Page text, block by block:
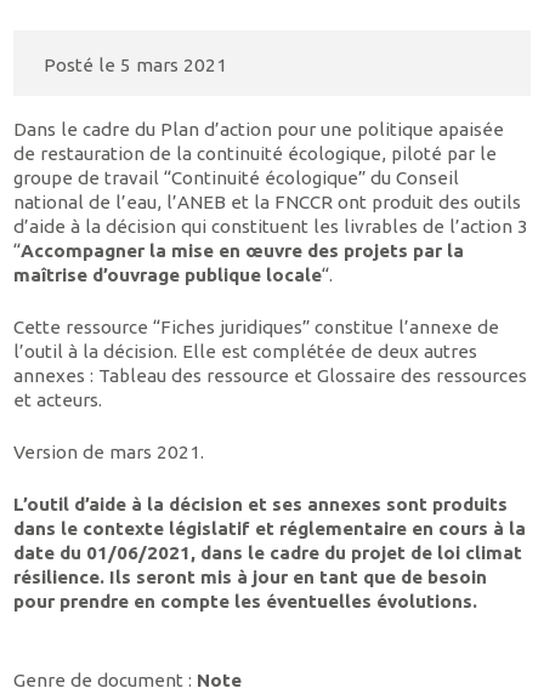
Posté le 5 mars 2021
Dans le cadre du Plan d’action pour une politique apaisée
de restauration de la continuité écologique, piloté par le
groupe de travail “Continuité écologique” du Conseil
national de l’eau, l’ANEB et la FNCCR ont produit des outils
d’aide à la décision qui constituent les livrables de l’action 3
“Accompagner la mise en œuvre des projets par la
maîtrise d’ouvrage publique locale“.
Cette ressource “Fiches juridiques” constitue l’annexe de
l’outil à la décision. Elle est complétée de deux autres
annexes : Tableau des ressource et Glossaire des ressources
et acteurs.
Version de mars 2021.
L’outil d’aide à la décision et ses annexes sont produits
dans le contexte législatif et réglementaire en cours à la
date du 01/06/2021, dans le cadre du projet de loi climat
résilience. Ils seront mis à jour en tant que de besoin
pour prendre en compte les éventuelles évolutions.
Genre de document : Note